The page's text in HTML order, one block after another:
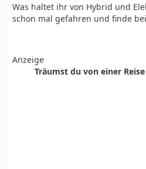
Was haltet ihr von Hybrid und
schon mal gefahren und finde
Anzeige
Träumst du von einer